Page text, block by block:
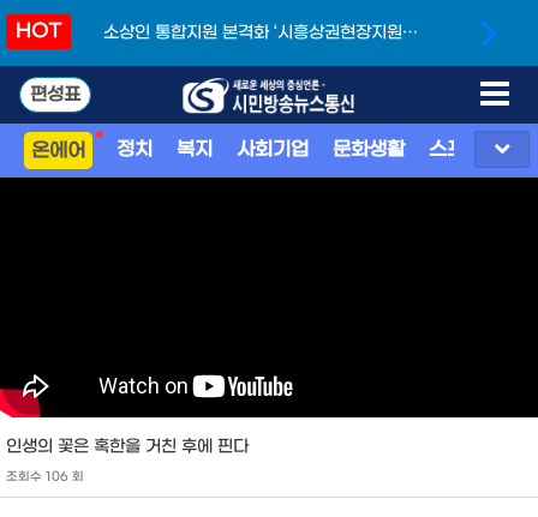
HOT
소상인 통합지원 본격화 ‘시흥상권현장지원단’
편성표
온에어 정치 복지 사회기업 문화생활 스포츠 지
인생의 꽃은 혹한을 거친 후에 핀다
조회수 106 회